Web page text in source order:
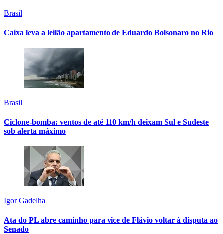
Brasil
Caixa leva a leilão apartamento de Eduardo Bolsonaro no Rio
Brasil
Ciclone-bomba: ventos de até 110 km/h deixam Sul e Sudeste
sob alerta máximo
Igor Gadelha
Ata do PL abre caminho para vice de Flávio voltar à disputa ao
Senado